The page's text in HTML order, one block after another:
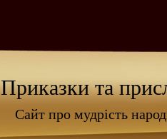
Приказки та
Сайт про мудрість